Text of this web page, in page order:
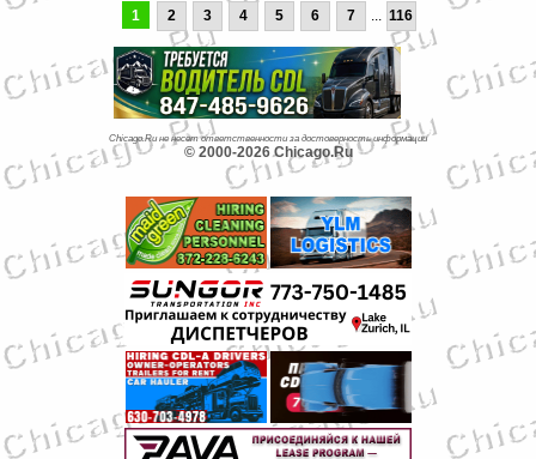
1 2 3 4 5 6 7 ... 116
Chicago.Ru не несет ответственности за достоверность информации
© 2000-2026 Chicago.Ru